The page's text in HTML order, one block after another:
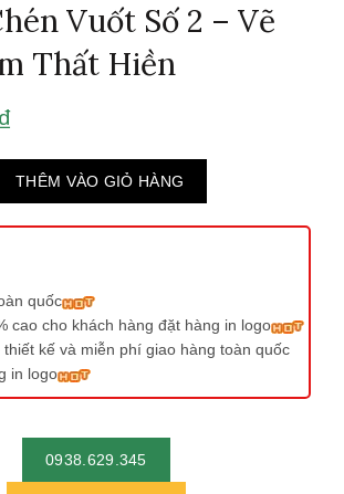
Vuốt Số 2 – Vẽ
Thất Hiền
₫
THÊM VÀO GIỎ HÀNG
quốc
cao cho khách hàng đặt hàng in logo
thiết kế và miễn phí giao hàng toàn quốc
in logo
0938.629.345